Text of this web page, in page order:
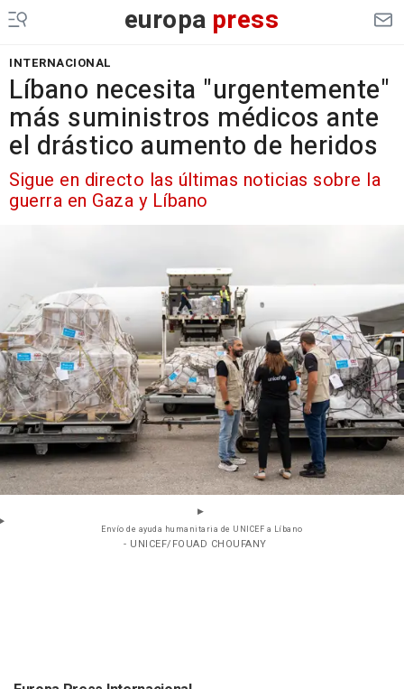
europa press
INTERNACIONAL
Líbano necesita "urgentemente"
más suministros médicos ante
el drástico aumento de heridos
Sigue en directo las últimas noticias sobre la
guerra en Gaza y Líbano
Envío de ayuda humanitaria de UNICEF a Líbano
- UNICEF/FOUAD CHOUFANY